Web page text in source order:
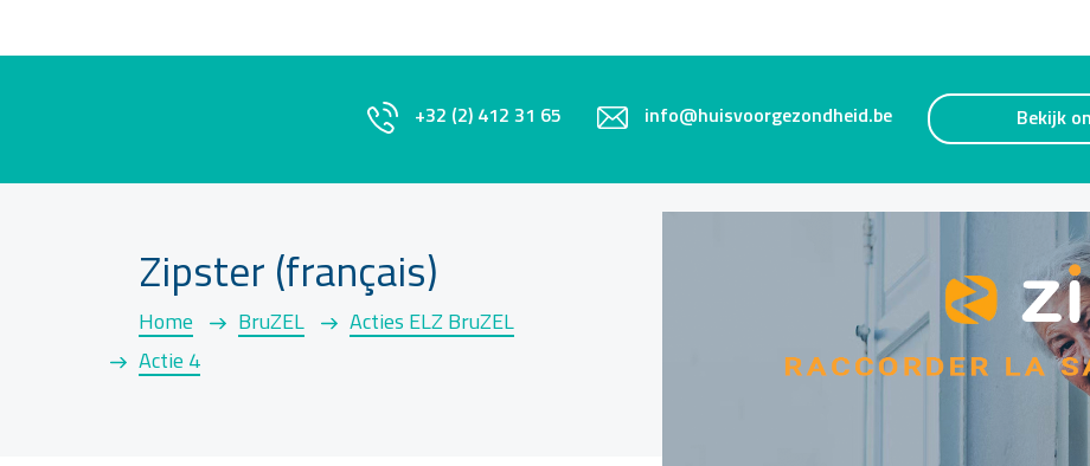
+32 (2) 412 31 65 info@huisvoorgezondheid.be Bekijk
Zipster (français)
Home BruZEL
Acties ELZ BruZEL
Actie 4